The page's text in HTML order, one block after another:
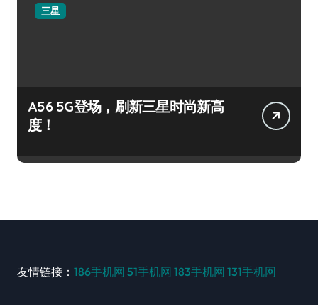
三星
A56 5G登场，刷新三星时尚新高
度！
友情链接： 186手机网 51手机网 183手机网 131手机网